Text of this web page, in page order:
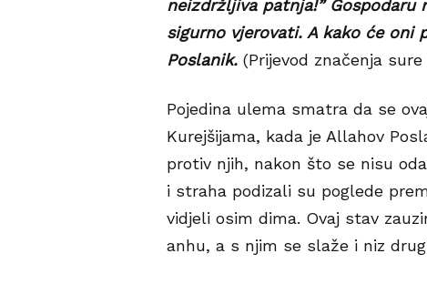
neizdržljiva patnja!”
sigurno vjerovati. A kako će
Poslanik.(Prijevod značenja sure
Pojedina ulema smatra da se
Kurejšijama, kada je Allahov
protiv njih, nakon što se nisu
i straha podizali su poglede
vidjeli osim dima. Ovaj stav
anhu, a s njim se slaže i niz